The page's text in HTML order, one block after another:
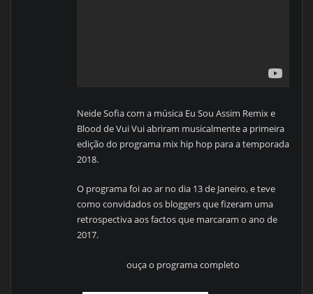
Neide Sofia com a música Eu Sou Assim Remix e
Blood de Vui Vui abriram musicalmente a primeira
edição do programa mix hip hop para a temporada
2018.
O programa foi ao ar no dia 13 de Janeiro, e teve
como convidados os bloggers que fizeram uma
retrospectiva aos factos que marcaram o ano de
2017.
ouça o programa completo